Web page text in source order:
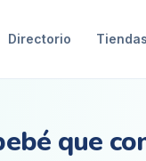
Directorio
que